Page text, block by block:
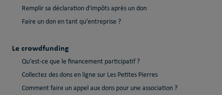
Remplir sa déclaration d'impôts après un don
Faire un don en tant qu’entreprise ?
Le crowdfunding
Qu’est-ce que le financement participatif ?
Collectez des dons en ligne sur Les Petites Pierres
Comment faire un appel aux dons pour une association ?